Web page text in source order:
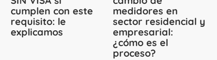
cumplen con este
requisito: le
explicamos
medidores en
sector residencial y
empresarial:
¿cómo es el
proceso?